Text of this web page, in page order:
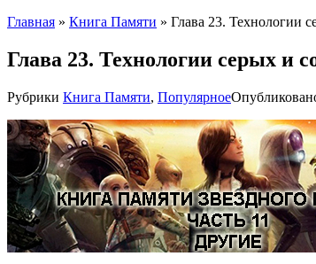
Главная » Книга Памяти » Глава 23. Технологии
Глава 23. Технологии серых
Рубрики Книга Памяти, Популярное